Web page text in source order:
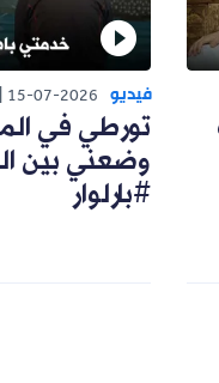
15-07-2026
14:25
في الممنوع
بين القضبان |